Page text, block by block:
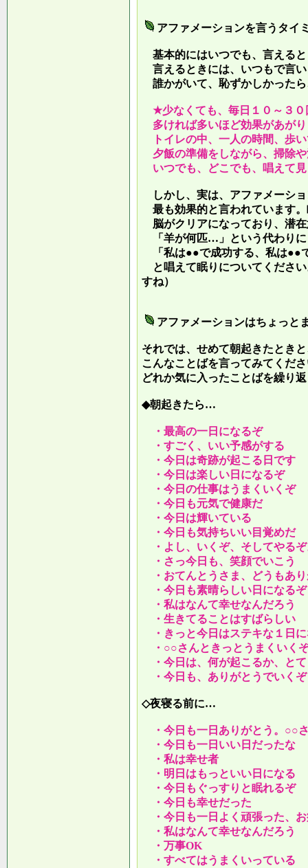
アファメーションを言うタイ
基本的にはいつでも、言える
言えるときには、いつもで言
誰かがいて、恥ずかしかった
★少なくても、毎日１０～３０
多ければ多いほど効果があが
トイレの中、一人の時間、歩
夕飯の準備をしながら、掃除
いつでも、どこでも、唱えて
しかし、実は、アファメーシ
最も効果的と言われています
脳がクリアになっており、潜
「羊が何匹…」という代わりに
「私は●●で成功する、私は●●
と唱えて眠りについてくださ
すね）
アファメーションはちょっと
それでは、せめて朝起きたとき
こんなことばを言ってみてくだ
どれか気に入ったことばを繰り
◆朝起きたら…
・最高の一日になるぞ
・すごく、いい予感がする
・今日は奇跡が起こる日です
・今日は楽しい日になるぞ
・今日の仕事はうまくいくぞ
・今日も元気で健康だ
・今日は輝いている
・今日も気持ちいい目覚めだ
・よし、いくぞ、そしてやる
・さっ今日も、笑顔でいこう
・おてんとうさま、どうもあ
・今日も素晴らしい日になるぞ
・私はなんて幸せなんだろう
・生きてることはすばらしい
・きっと今日はステキな１日
・○○さんときっとうまくいく
・今日は、何が起こるか、と
・今日も、ありがとうでいくぞ
◇夜寝る前に…
・今日も一日ありがとう。○○
・今日も一日いい日だったな
・私は幸せ者
・明日はもっといい日になる
・今日もぐっすりと眠れるぞ
・今日も幸せだった
・今日も一日よく頑張った、
・私はなんて幸せなんだろう
・万事OK
・すべてはうまくいっている